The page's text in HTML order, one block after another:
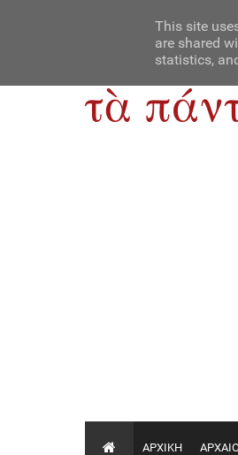
Contact Us
ΑΡΧΙΚΗ
This site
are shared
statistics,